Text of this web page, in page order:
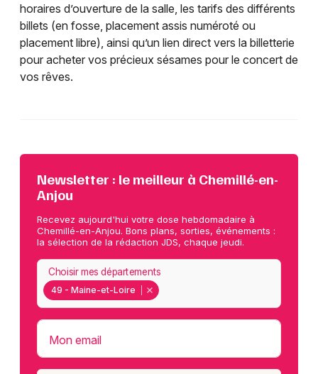
horaires d’ouverture de la salle, les tarifs des différents
billets (en fosse, placement assis numéroté ou
placement libre), ainsi qu’un lien direct vers la billetterie
pour acheter vos précieux sésames pour le concert de
vos rêves.
Newsletter : le meilleur à Chemillé-en-
Anjou
Recevez aujourd'hui votre dose hebdomadaire à
Chemillé-en-Anjou. Bons plans, sorties, événements :
la sélection de la rédaction JDS, chaque jeudi.
49 - Maine-et-Loire
Choisir mes départements
Mon email